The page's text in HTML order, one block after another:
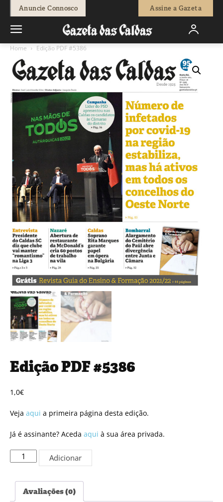
Anuncie Connosco Assine a Gazeta
Home Edição PDF #5386
Edição PDF #5386
1,0€
Veja aqui a primeira página desta edição.
Já é assinante? Aceda aqui à sua área privada.
Quantidade
de
#5386
Adicionar
Avaliações (0)